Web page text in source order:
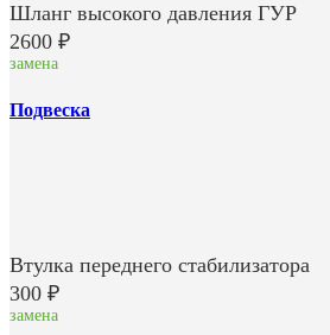
Шланг высокого давления ГУР
2600 ₽
замена
Подвеска
Втулка переднего стабилизатора
300 ₽
замена